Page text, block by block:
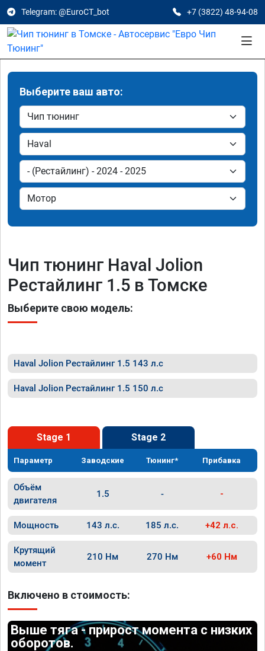
Telegram: @EuroCT_bot +7 (3822) 48-94-08
Выберите ваш авто:
Чип тюнинг Haval Jolion
Рестайлинг 1.5 в Томске
Выберите свою модель:
Haval Jolion Рестайлинг 1.5 143 л.с
Haval Jolion Рестайлинг 1.5 150 л.с
Stage 1 Stage 2
Параметр Заводские Тюнинг* Прибавка
Объём
двигателя
1.5 - -
Мощность 143 л.с. 185 л.с. +42 л.с.
Крутящий
момент
210 Нм 270 Нм +60 Нм
Включено в стоимость:
Выше тяга - прирост момента с низких
оборотов.